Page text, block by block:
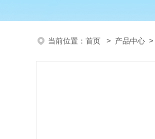
当前位置： 首页 > 产品中心